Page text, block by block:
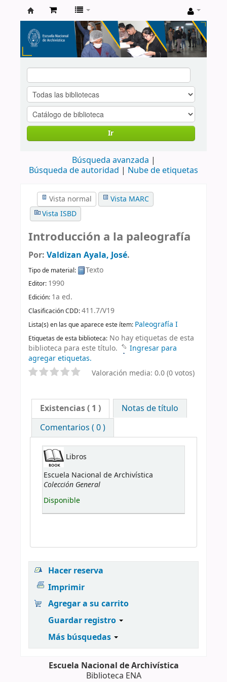
Catálogo
de
Biblioteca
ENA
Ir
Búsqueda avanzada
Búsqueda de autoridad
Nube de etiquetas
Vista normal
Vista MARC
Vista ISBD
Introducción a la paleografía
Por: Valdizan Ayala, José.
Tipo de material: Texto
Editor: 1990
Edición: 1a ed.
Clasificación CDD:411.7/V19
Lista(s) en las que aparece este ítem: Paleografía I
Etiquetas de esta biblioteca: No hay etiquetas de esta
biblioteca para este título.
Ingresar para
agregar etiquetas.
Valoración media: 0.0 (0 votos)
Existencias( 1 )
Notas de título
Comentarios ( 0 )
Libros
Escuela Nacional de Archivística
Colección General
Disponible
Hacer reserva
Imprimir
Agregar a su carrito
Guardar registro
Más búsquedas
Escuela Nacional de Archivística
Biblioteca ENA